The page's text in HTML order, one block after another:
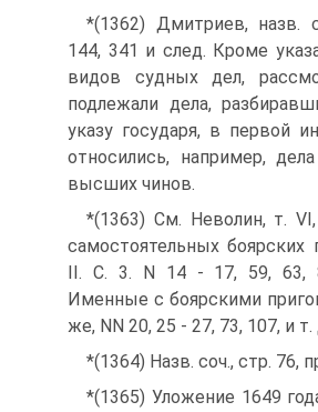
*(1362) Дмитриев, назв.
144, 341 и след. Кроме
видов судных дел,
подлежали дела,
указу государя, в первой
относились, например,
высших чинов.
*(1363) См. Неволин, т.
самостоятельных боярских
II. С. 3. N 14 - 17, 59, 63,
Именные с боярскими
же, NN 20, 25 - 27, 73, 107, и т.
*(1364) Назв. соч., стр. 76,
*(1365) Уложение 1649